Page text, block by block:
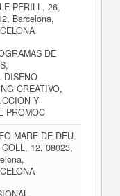
PERILL, 26,
Barcelona,
DE
DISENO
CREATIVO,
Y
PROMOC
MARE DE DEU
COLL, 12, 08023,